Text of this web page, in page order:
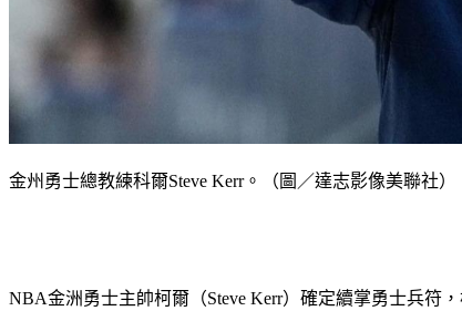
金州勇士總教練科爾Steve Kerr。（圖／達志影像美聯社）
NBA金洲勇士主帥柯爾（Steve Kerr）確定續掌勇士兵符